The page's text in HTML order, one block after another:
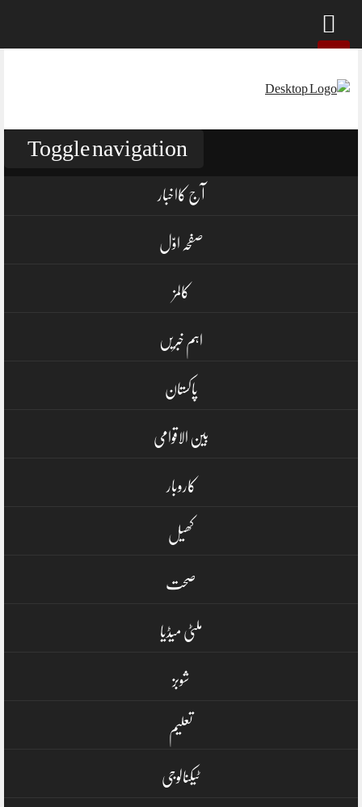
content
Toggle navigation
آج کااخبار
صفحہ اوّل
کالمز
اہم خبریں
پاکستان
بین الاقوامی
کاروبار
کھیل
صحت
ملٹی میڈیا
شوبز
تعلیم
ٹیکنالوجی